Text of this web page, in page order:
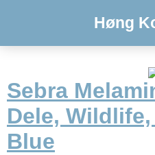
Høng
Sebra
Dele,
Blue